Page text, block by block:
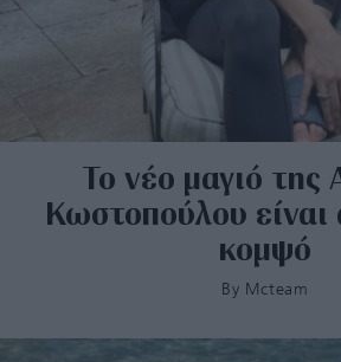
Το νέο μαγιό της
Κωστοπούλου είναι
κομψό
By Mcteam